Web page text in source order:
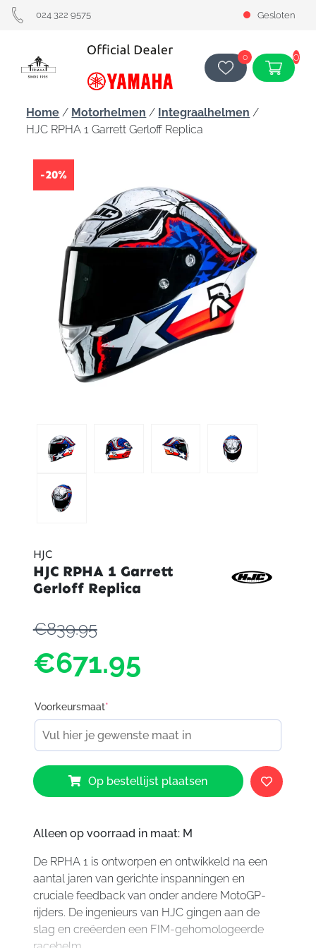
024 322 9575 Gesloten
0 0
Home / Motorhelmen / Integraalhelmen /
HJC RPHA 1 Garrett Gerloff Replica
-20%
HJC
HJC RPHA 1 Garrett
Gerloff Replica
€839.95
€671.95
Voorkeursmaat*
HJC
RPHA
Gerloff
aantal
Op bestellijst plaatsen
Alleen op voorraad in maat: M
De RPHA 1 is ontworpen en ontwikkeld na een
aantal jaren van gerichte inspanningen en
cruciale feedback van onder andere MotoGP-
rijders. De ingenieurs van HJC gingen aan de
slag en creëerden een FIM-gehomologeerde